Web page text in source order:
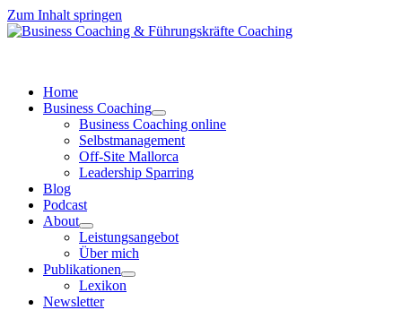
Zum Inhalt springen
Home
Business Coaching
Business Coaching online
Selbstmanagement
Off-Site Mallorca
Leadership Sparring
Blog
Podcast
About
Leistungsangebot
Über mich
Publikationen
Lexikon
Newsletter